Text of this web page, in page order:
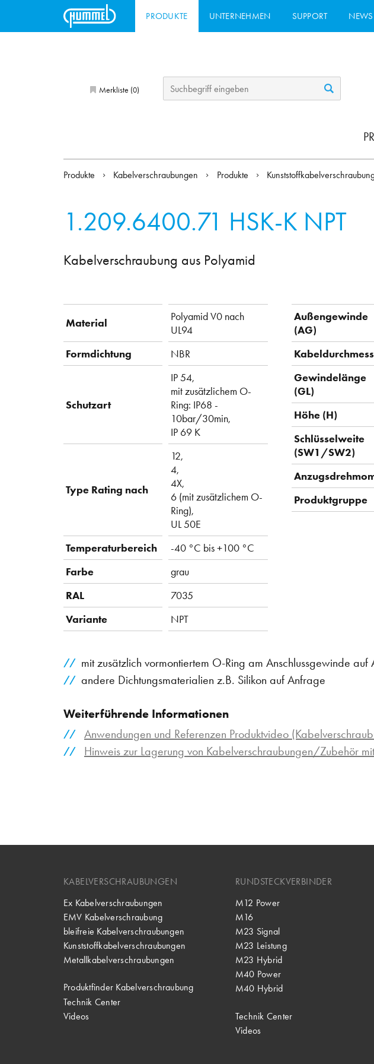
PRODUKTE UNTERNEHMEN SUPPORT NEWS
Merkliste (0)
Produkte Kabelverschraubungen Produkte
1.209.6400.71 HSK-K NPT
Kabelverschraubung aus Polyamid
Material
Polyamid V0 nach
UL94
Formdichtung
NBR
Schutzart
IP 54,
mit zusätzlichem O-
Ring: IP68 -
10bar/30min,
IP 69 K
Type Rating nach
12,
4,
4X,
6 (mit zusätzlichem O-
Ring),
UL 50E
Temperaturbereich
-40 °C bis +100 °C
Farbe
grau
RAL
7035
Variante
NPT
Außengewinde
(AG)
Gewindelänge
(GL)
Höhe (H)
Schlüsselweite
(SW1/SW2)
Produktgruppe
mit zusätzlich vormontiertem O-Ring am Anschlussgewinde auf
andere Dichtungsmaterialien z.B. Silikon auf Anfrage
Weiterführende Informationen
Anwendungen und Referenzen Produktvideo
Hinweis zur Lagerung von Kabelverschraubungen/Zubehör
KABELVERSCHRAUBUNGEN
Ex Kabelverschraubungen
EMV Kabelverschraubung
bleifreie Kabelverschraubungen
Kunststoffkabelverschraubungen
Metallkabelverschraubungen
Produktfinder Kabelverschraubung
Technik Center
Videos
RUNDSTECKVERBINDER
M12 Power
M16
M23 Signal
M23 Leistung
M23 Hybrid
M40 Power
M40 Hybrid
Technik Center
Videos